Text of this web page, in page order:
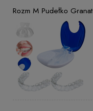
Rozm M Pudełko Granat